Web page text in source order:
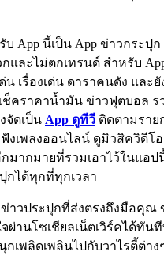
บ App นี้เป็น App ข่าวกระ
และไม่ตกเทรนด์ สำหรับ
เรื่องเด่น ดาราคนดัง และยั
ช็คราคาน้ำมัน ข่าวฟุตบอล ร
จัดเป็น App ดูทีวี ติดตามราย
ฟังเพลงออนไลน์ ดูมิวสิควิดี
มากมายที่รวมเอาไว้ในแอ
กได้ทุกที่ทุกเวลา
าวประปุกที่ส่งตรงถึงมือคุณ
นโซเชียลเน็ตเวิร์คได้ทันทีทั้
เพลิดเพลินไปกับวาไรตี้ต่า